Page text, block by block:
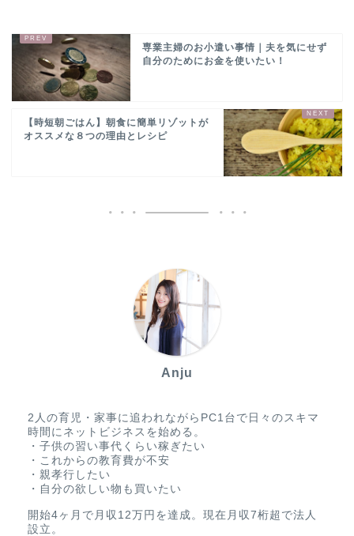
専業主婦のお小遣い事情｜夫を気にせず
自分のためにお金を使いたい！
【時短朝ごはん】朝食に簡単リゾットが
オススメな８つの理由とレシピ
Anju
2人の育児・家事に追われながらPC1台で日々のスキマ
時間にネットビジネスを始める。
・子供の習い事代くらい稼ぎたい
・これからの教育費が不安
・親孝行したい
・自分の欲しい物も買いたい
開始4ヶ月で月収12万円を達成。現在月収7桁超で法人
設立。